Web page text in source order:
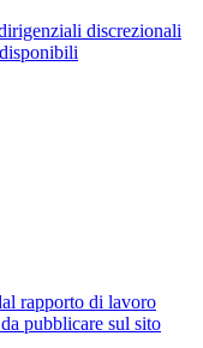
discrezionali
rapporto di lavoro
pubblicare sul sito